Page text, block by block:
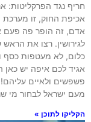
אכיפת החוק, זו
אדם, זה הופר פה פעם
לגירושין. רצו את
כלום, לא מעטפות כסף
אגיד לכם איפה יש
פשפשים ולאיים עליהם!
מעם ישראל לבחור מי
הקליקו לתוכן »